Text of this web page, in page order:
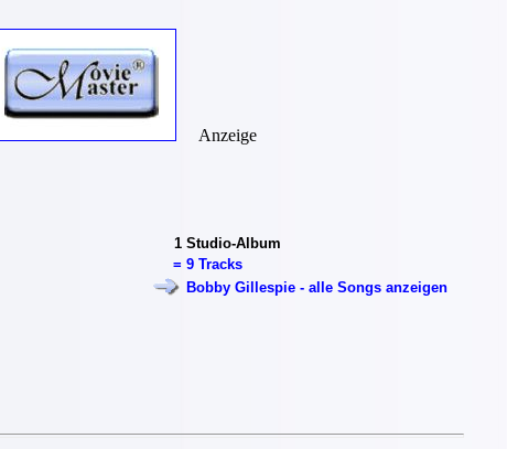
1 Studio-Album
= 9 Tracks
Bobby Gillespie - alle Songs anzeigen
Anzeige